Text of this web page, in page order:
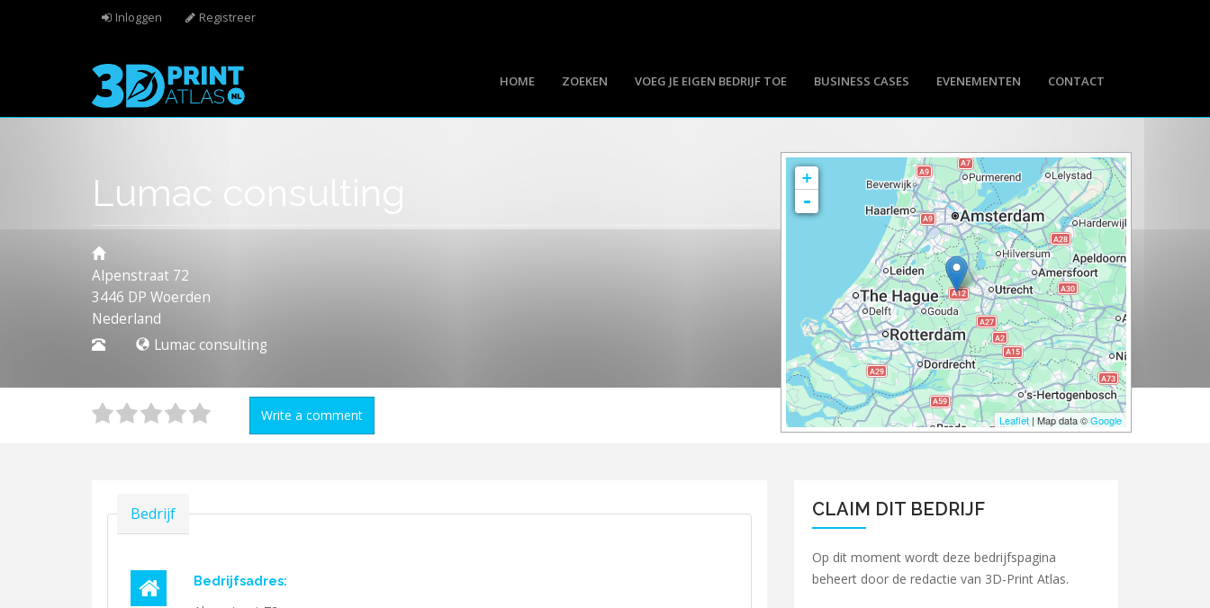
Overslaan en naar de algemene inhoud gaan
Inloggen Registreer
HOME ZOEKEN VOEG JE EIGEN BEDRIJF TOE BUSINESS CASES EVENEMENTEN CONTACT
Lumac consulting
Alpenstraat 72
3446 DP Woerden
Nederland
Lumac consulting
+
-
Leaflet | Map data ©Google
Write a comment
Verbergen
Bedrijf
Bedrijfsadres:
CLAIM DIT BEDRIJF
Op dit moment wordt deze bedrijfspagina
beheert door de redactie van 3D-Print Atlas.